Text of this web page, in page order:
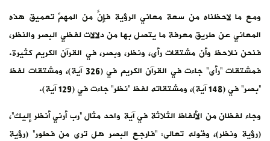
ومع ما لاحظناه من سعة معاني الرؤية فإنَّ من المهمِّ تعميق هذه
المعاني عن طريق معرفة ما يتصل بها من دلالات لفظي البصر والنظر،
فنحن نلاحظ وأن مشتقات رأى، ونظر، وبصر، في القرآن الكريم كثيرة.
فمشتقات “رأى” جاءت في القرآن الكريم في (326 آية)، ومشتقات لفظ
“بصر” في (148 آية)، ومشتقاته لفظ “نظر” جاءت في (129 آية).
وجاء لفظان من الألفاظ الثلاثة في آية واحد مثال “رب أرني أنظر إليك”،
(رؤية ونظر)، وقوله تعالى: “فارجع البصر هل ترى من فطور” (رؤية